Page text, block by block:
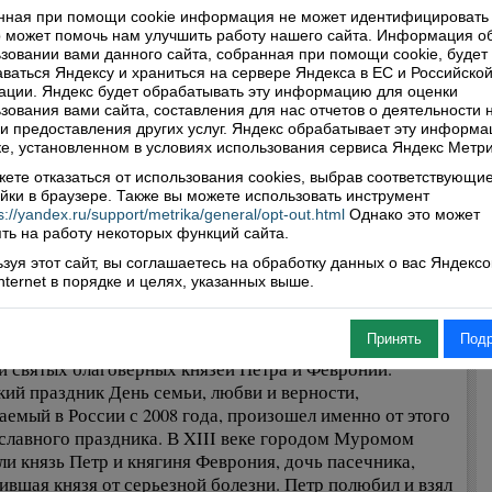
медицинского института. Её дочка, наша вторая
Светлана, живёт и работает в Череповце. Сейчас у нас
правнука, и всё мальчишки, вот скоро и пятый
Есть кому наш род продолжить. Закончив беседу, мы
Кенсорина Фёдоровича направились в огород, где
рассказал о своих «зеленых подопечных».
от Макаровых, мы пожелали им крепкого здоровья и
У дружных, любящих, работящих и заботливых
и семьи крепкие, и дети достойные. Такими и сильна
СОЛОМАТОВА
и счастливо...
многих веков 8 июля православные празднуют День
святых благоверных князей Петра и Февронии.
праздник День семьи, любви и верности,
в России с 2008 года, произошел именно от этого
праздника. В XIII веке городом Муромом
князь Петр и княгиня Феврония, дочь пасечника,
князя от серьезной болезни. Петр полюбил и взял
при помощи cookie информация не может идентифицировать
может помочь нам улучшить работу нашего сайта. Информация
вами данного сайта, собранная при помощи cookie, будет
Яндексу и храниться на сервере Яндекса в ЕС и Российской
Яндекс будет обрабатывать эту информацию для оценки
вами сайта, составления для нас отчетов о деятельности
предоставления других услуг. Яндекс обрабатывает эту
установленном в условиях использования сервиса Яндекс
отказаться от использования cookies, выбрав
в браузере. Также вы можете использовать инструмент
yandex.ru/support/metrika/general/opt-out.html Однако это может
на работу некоторых функций сайта.
этот сайт, вы соглашаетесь на обработку данных о вас
в порядке и целях, указанных выше.
Принять